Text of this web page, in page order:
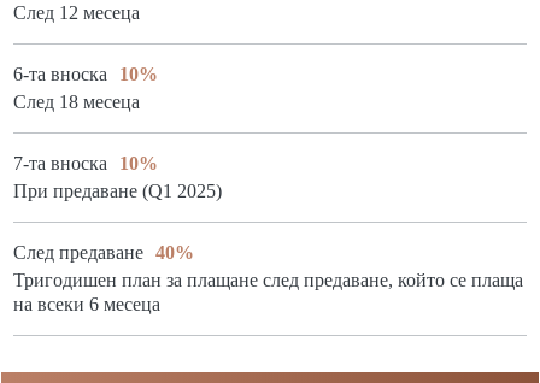
След 12 месеца
6-та вноска
10%
След 18 месеца
7-та вноска
10%
При предаване (Q1 2025)
След предаване
40%
Тригодишен план за плащане след предаване, който се плаща
на всеки 6 месеца